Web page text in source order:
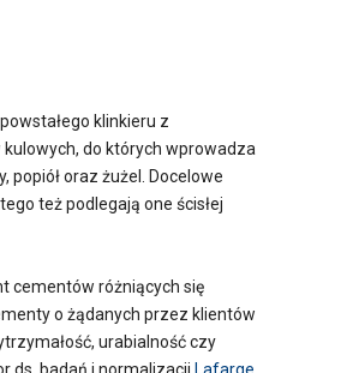
klinkieru z
do których wprowadza
popiół oraz żużel. Docelowe
też podlegają one ścisłej
cementów różniących się
o żądanych przez klientów
urabialność czy